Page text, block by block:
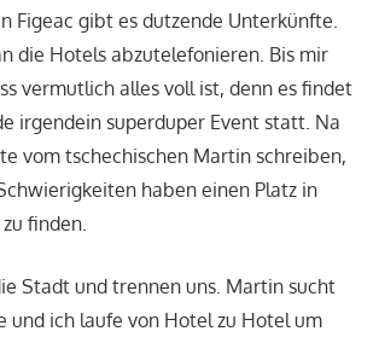
Figeac gibt es dutzende Unterkünfte.
die Hotels abzutelefonieren. Bis mir
vermutlich alles voll ist, denn es findet
irgendein superduper Event statt. Na
vom tschechischen Martin schreiben,
haben einen Platz in
finden.
Stadt und trennen uns. Martin sucht
und ich laufe von Hotel zu Hotel um